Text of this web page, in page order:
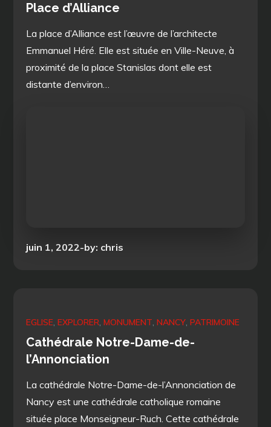
Place d’Alliance
La place d’Alliance est l’œuvre de l’architecte
Emmanuel Héré. Elle est située en Ville-Neuve, à
proximité de la place Stanislas dont elle est
distante d’environ…
Posted
juin 1, 2022 by: chris
EGLISE EXPLORER MONUMENT NANCY PATRIMOINE
Cathédrale Notre-Dame-de-
l’Annonciation
La cathédrale Notre-Dame-de-l’Annonciation de
Nancy est une cathédrale catholique romaine
située place Monseigneur-Ruch. Cette cathédrale